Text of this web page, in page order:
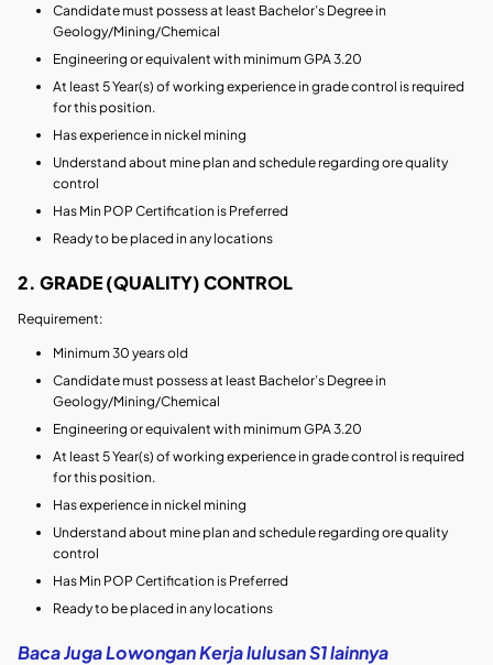
Candidate must possess at least Bachelor’s Degree in
Geology/Mining/Chemical
Engineering or equivalent with minimum GPA 3.20
At least 5 Year(s) of working experience in grade control is required
for this position.
Has experience in nickel mining
Understand about mine plan and schedule regarding ore quality
control
Has Min POP Certification is Preferred
Ready to be placed in any locations
2. GRADE (QUALITY) CONTROL
Requirement:
Minimum 30 years old
Candidate must possess at least Bachelor’s Degree in
Geology/Mining/Chemical
Engineering or equivalent with minimum GPA 3.20
At least 5 Year(s) of working experience in grade control is required
for this position.
Has experience in nickel mining
Understand about mine plan and schedule regarding ore quality
control
Has Min POP Certification is Preferred
Ready to be placed in any locations
Baca Juga Lowongan Kerja lulusan S1 lainnya